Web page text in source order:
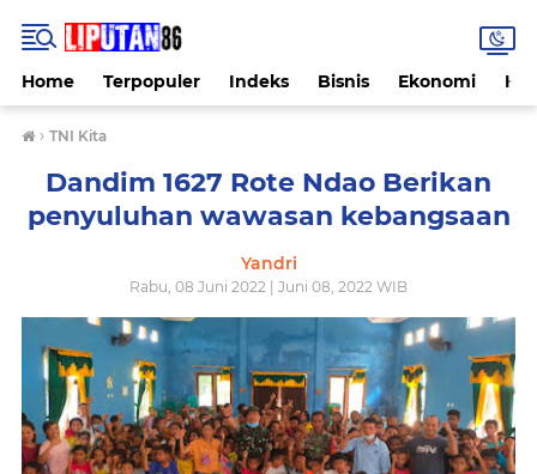
Home Terpopuler Indeks Bisnis Ekonomi
› TNI Kita
Dandim 1627 Rote Ndao Berikan
penyuluhan wawasan kebangsaan
Yandri
Rabu, 08 Juni 2022 | Juni 08, 2022 WIB